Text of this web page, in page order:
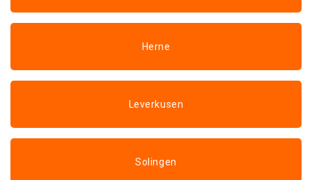
Herne
Leverkusen
Solingen